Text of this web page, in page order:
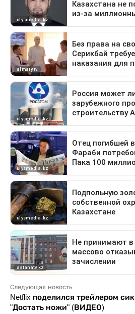
Следующая новость
Netflix поделился трейлером
"Достать ножи" (ВИДЕО)